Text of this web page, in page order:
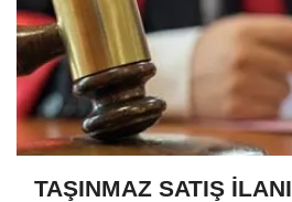
TAŞINMAZ SATIŞ İLANI